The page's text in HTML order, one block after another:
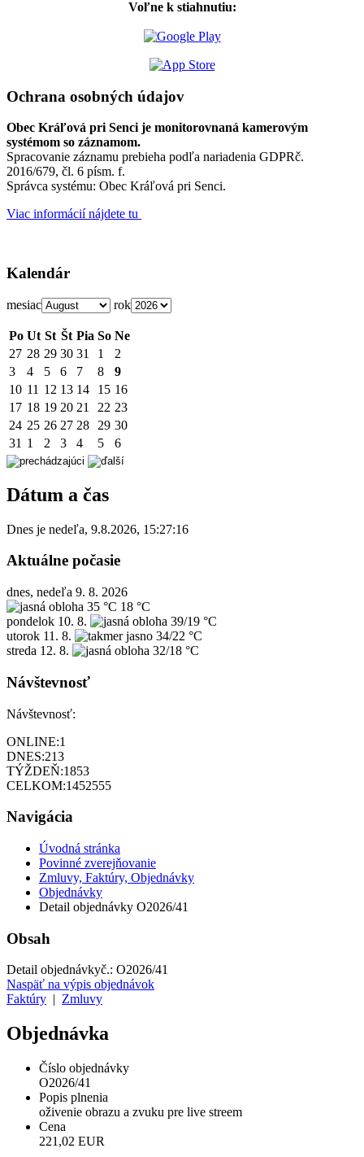
Voľne k stiahnutiu:
Ochrana osobných údajov
Obec Kráľová pri Senci je monitorovnaná kamerovým
systémom so záznamom.
Spracovanie záznamu prebieha podľa nariadenia GDPRč.
2016/679, čl. 6 písm. f.
Správca systému: Obec Kráľová pri Senci.
Viac informácií nájdete tu
Kalendár
mesiac rok
Po Ut St Št Pia So Ne
27 28 29 30 31 1
2
3
4 5 6 7 8
9
10 11 12 13 14 15 16
17 18 19 20 21 22 23
24 25 26 27 28 29 30
31 1 2 3 4 5 6
Dátum a čas
Dnes je nedeľa, 9.8.2026, 15:27:16
Aktuálne počasie
dnes, nedeľa 9. 8. 2026
35 °C 18 °C
pondelok 10. 8.
39/19 °C
utorok 11. 8.
34/22 °C
streda 12. 8. 32/18 °C
Návštevnosť
Návštevnosť:
ONLINE:1
DNES:213
TÝŽDEŇ:1853
CELKOM:1452555
Navigácia
Úvodná stránka
Povinné zverejňovanie
Zmluvy, Faktúry, Objednávky
Objednávky
Detail objednávky O2026/41
Obsah
Detail objednávkyč.: O2026/41
Naspäť na výpis objednávok
Faktúry
Zmluvy
Objednávka
Číslo objednávky
O2026/41
Popis plnenia
oživenie obrazu a zvuku pre live streem
Cena
221,02 EUR